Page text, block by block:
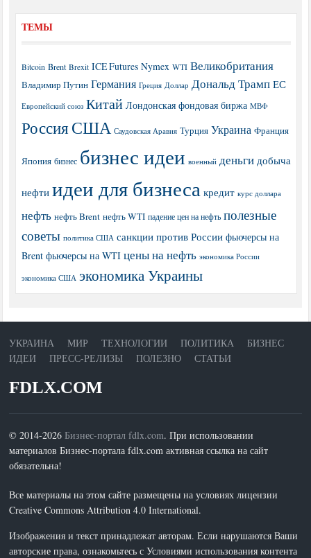
ТЕМЫ
Bitcoin Brent Brexit ICE Futures Nymex WTI Великобритания
Владимир Путин Германия Греция Доллар Дональд Трамп ЕС
Европейский союз Китай Лондонская фондовая биржа МВФ
РоссияСША Саудовская Аравия Турция Украина Франция
Япония бизнес бизнес идеи военный деньги добыча
нефти идеи для бизнеса кредит курс доллара
нефть нефть Brent нефть WTI падение цен на нефть полезные
советы политика США санкции против России фьючерсы на
Brent фьючерсы на WTI цены на нефть экономика России
экономика США экономика Украины
УКРАИНА МИР ТЕХНОЛОГИИ ПОЛИТИКА
БИЗНЕС
ИДЕИ
ПРЕСС-РЕЛИЗЫ ПОЛЕЗНО СТАТЬИ
FDLX.COM
© 2014-2026 Бизнес-портал fdlx.com. При использовании
материалов Бизнес-портала fdlx.com активная ссылка на сайт
обязательна!
Все материалы на этом сайте размещены на условиях лицензии
Creative Commons Attribution 4.0 International.
Изображения и текст принадлежат авторам. Если нарушаются Ваши
авторские права, ознакомьтесь с Условиями использования контента